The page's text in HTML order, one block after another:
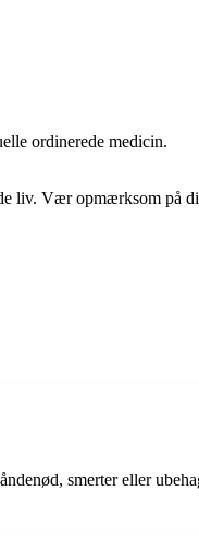
ordinerede medicin.
Vær opmærksom på
smerter eller